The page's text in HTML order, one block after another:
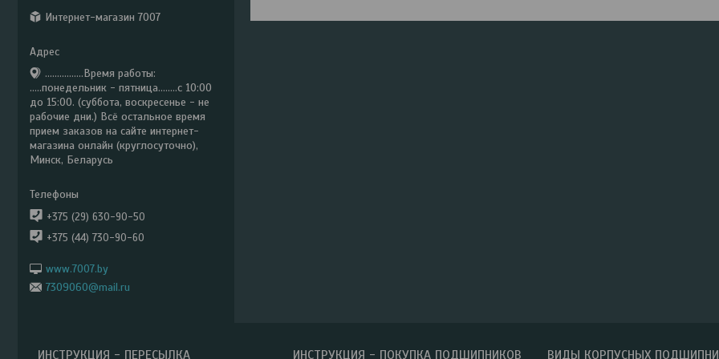
Интернет-магазин 7007
................Время работы:
.....понедельник - пятница........с 10:00
до 15:00. (суббота, воскресенье - не
рабочие дни.) Всё остальное время
прием заказов на сайте интернет-
магазина онлайн (круглосуточно),
Минск, Беларусь
+375 (29) 630-90-50
+375 (44) 730-90-60
www.7007.by
7309060@mail.ru
ИНСТРУКЦИЯ - ПЕРЕСЫЛКА ИНСТРУКЦИЯ - ПОКУПКА ПОДШИПНИКОВ ВИДЫ КОРПУСНЫХ